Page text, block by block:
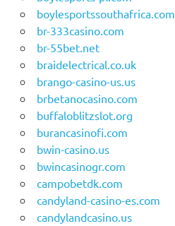
boylesportssouthafrica.com
br-333casino.com
br-55bet.net
braidelectrical.co.uk
brango-casino-us.us
brbetanocasino.com
buffaloblitzslot.org
burancasinofi.com
bwin-casino.us
bwincasinogr.com
campobetdk.com
candyland-casino-es.com
candylandcasino.us